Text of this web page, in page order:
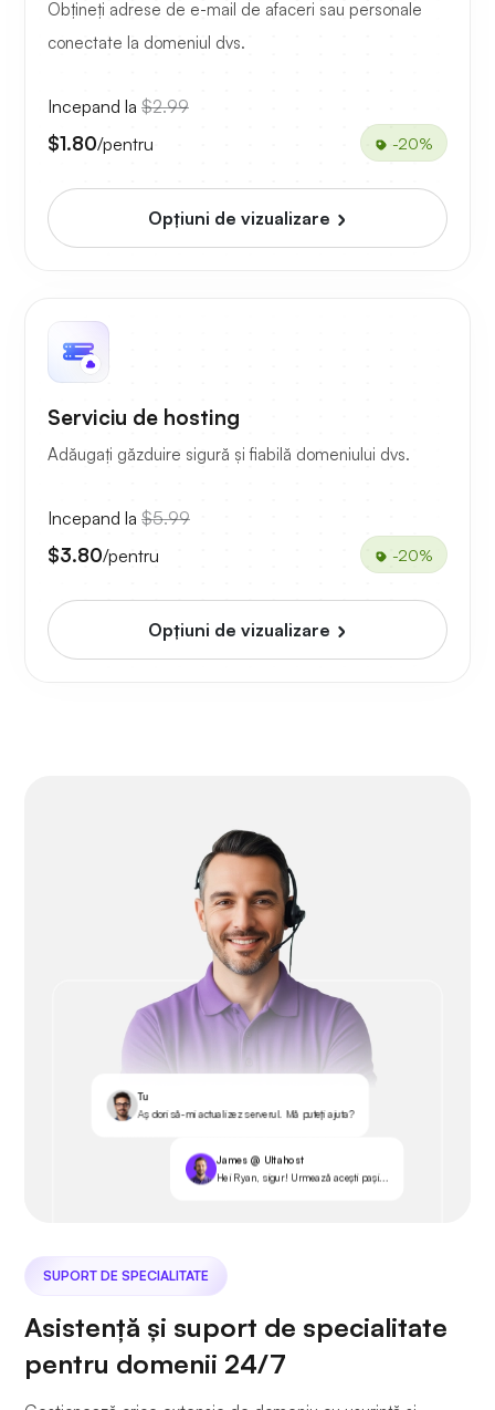
Obțineți adrese de e-mail de afaceri sau personale
conectate la domeniul dvs.
Incepand la $2.99
$1.80/pentru -20%
Opțiuni de vizualizare
Serviciu de hosting
Adăugați găzduire sigură și fiabilă domeniului dvs.
Incepand la $5.99
$3.80/pentru -20%
Opțiuni de vizualizare
Tu
Aș dori să-mi actualizez serverul. Mă puteți ajuta?
James @ Ultahost
Hei Ryan, sigur! Urmează acești pași...
SUPORT DE SPECIALITATE
Asistență și suport de specialitate
pentru domenii 24/7